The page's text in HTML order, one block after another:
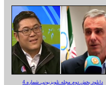
دانلود بخش دوم مجله تلویزیونی شماره 4